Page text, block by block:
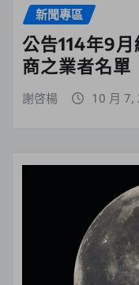
新聞專區
公告114年9
商之業者名單
謝啓楊 10 月 7,